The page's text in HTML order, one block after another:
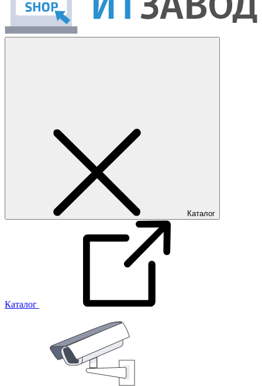
Каталог
Каталог